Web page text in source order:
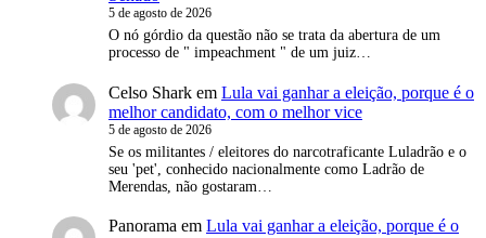
5 de agosto de 2026
O nó górdio da questão não se trata da abertura de um
processo de " impeachment " de um juiz…
Celso Shark em Lula vai ganhar a eleição, porque é o
melhor candidato, com o melhor vice
5 de agosto de 2026
Se os militantes / eleitores do narcotraficante Luladrão e o
seu 'pet', conhecido nacionalmente como Ladrão de
Merendas, não gostaram…
Panorama em Lula vai ganhar a eleição, porque é o